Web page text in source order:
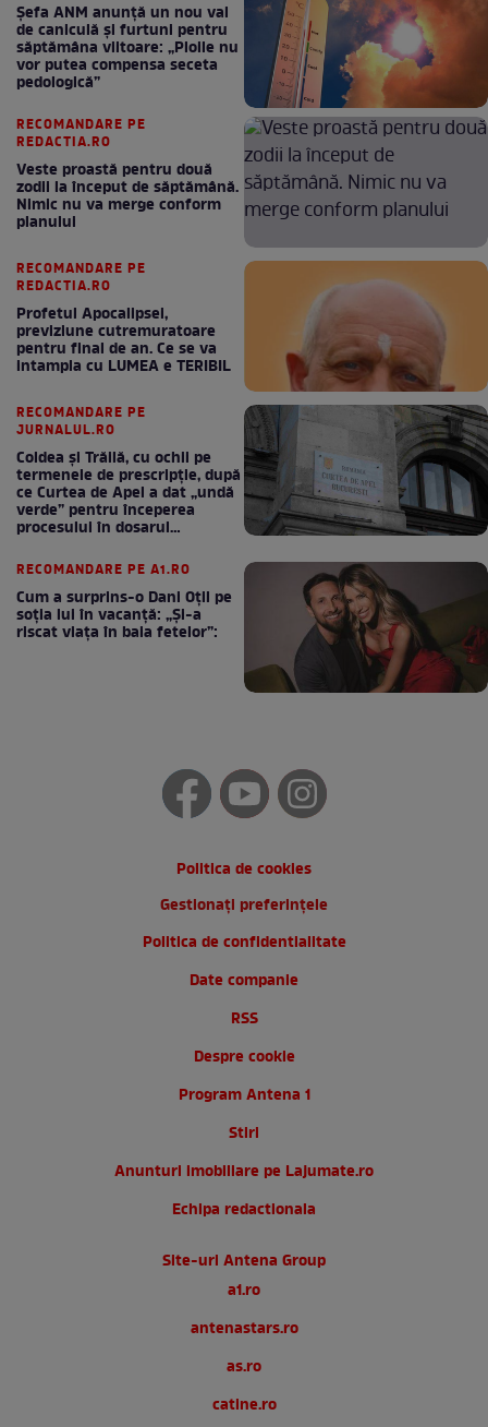
Șefa ANM anunță un nou val
de caniculă și furtuni pentru
săptămâna viitoare: „Ploile nu
vor putea compensa seceta
pedologică”
RECOMANDARE PE
REDACTIA.RO
Veste proastă pentru două
zodii la început de săptămână.
Nimic nu va merge conform
planului
RECOMANDARE PE
REDACTIA.RO
Profetul Apocalipsei,
previziune cutremuratoare
pentru final de an. Ce se va
intampla cu LUMEA e TERIBIL
RECOMANDARE PE
JURNALUL.RO
Coldea și Trăilă, cu ochii pe
termenele de prescripție, după
ce Curtea de Apel a dat „undă
verde” pentru începerea
procesului în dosarul
RECOMANDARE PE A1.RO
Cum a surprins-o Dani Oțil pe
soția lui în vacanță: „Și-a
riscat viața în baia fetelor”:
Politica de cookies
Gestionați preferințele
Politica de confidentialitate
Date companie
RSS
Despre cookie
Program Antena 1
Stiri
Anunturi imobiliare pe Lajumate.ro
Echipa redactionala
Site-uri Antena Group
a1.ro
antenastars.ro
as.ro
catine.ro